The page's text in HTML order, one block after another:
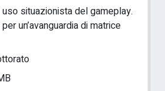
situazionista del gameplay.
un’avanguardia di matrice